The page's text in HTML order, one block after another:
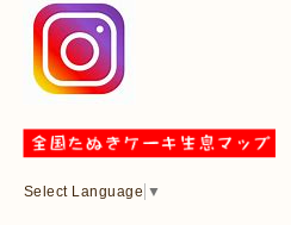
Select Language ▼